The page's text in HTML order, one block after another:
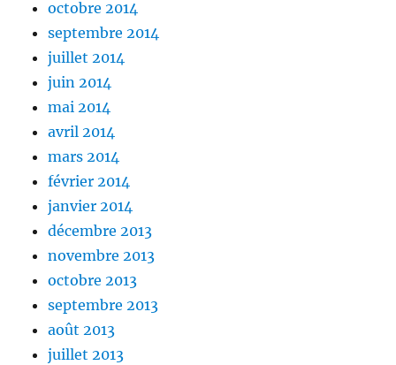
octobre 2014
septembre 2014
juillet 2014
juin 2014
mai 2014
avril 2014
mars 2014
février 2014
janvier 2014
décembre 2013
novembre 2013
octobre 2013
septembre 2013
août 2013
juillet 2013